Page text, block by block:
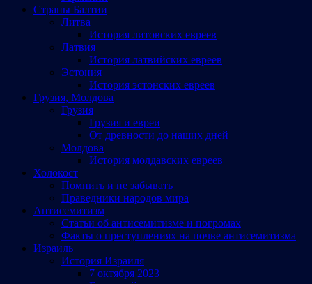
Страны Балтии
Литва
История литовских евреев
Латвия
История латвийских евреев
Эстония
История эстонских евреев
Грузия, Молдова
Грузия
Грузия и евреи
От древности до наших дней
Молдова
История молдавских евреев
Холокост
Помнить и не забывать
Праведники народов мира
Антисемитизм
Статьи об антисемитизме и погромах
Факты о преступлениях на почве антисемитизма
Израиль
История Израиля
7 октября 2023